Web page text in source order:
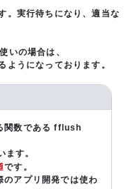
。実行待ちになり、適当な
いの場合は、
ようになっております。
関数である fflush
す。
です。
のアプリ開発では使わ